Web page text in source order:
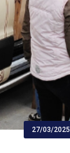
27/03/2025